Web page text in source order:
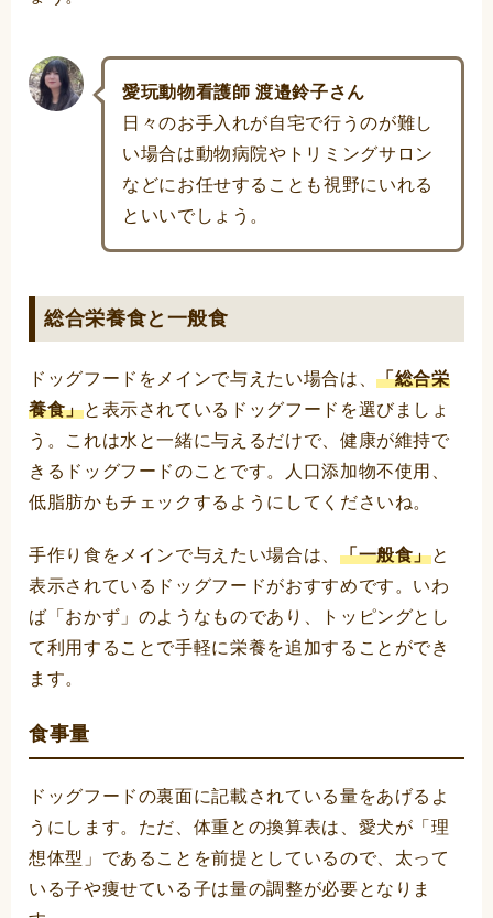
愛玩動物看護師 渡邉鈴子さん
日々のお手入れが自宅で行うのが難し
い場合は動物病院やトリミングサロン
などにお任せすることも視野にいれる
といいでしょう。
総合栄養食と一般食
ドッグフードをメインで与えたい場合は、「総合栄
養食」と表示されているドッグフードを選びましょ
う。これは水と一緒に与えるだけで、健康が維持で
きるドッグフードのことです。人口添加物不使用、
低脂肪かもチェックするようにしてくださいね。
手作り食をメインで与えたい場合は、 「一般食」と
表示されているドッグフードがおすすめです。いわ
ば「おかず」のようなものであり、トッピングとし
て利用することで手軽に栄養を追加することができ
ます。
食事量
ドッグフードの裏面に記載されている量をあげるよ
うにします。ただ、体重との換算表は、愛犬が「理
想体型」であることを前提としているので、太って
いる子や痩せている子は量の調整が必要となりま